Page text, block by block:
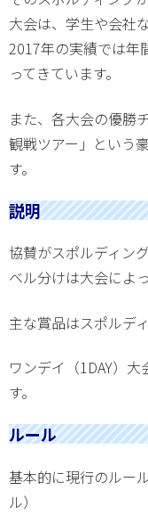
大会は、学生や会社
2017年の実績では年
ってきています。
また、各大会の優勝
観戦ツアー」という
す。
説明
協賛がスポルディン
ベル分けは大会によ
主な賞品はスポルデ
ワンデイ（1DAY）
す。
ルール
基本的に現行のルー
ル）